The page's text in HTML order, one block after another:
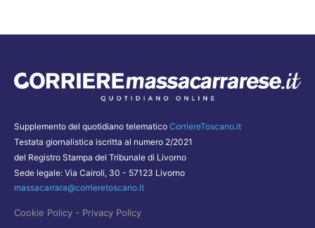
Supplemento del quotidiano telematico CorriereToscano.it
Testata giornalistica iscritta al numero 2/2021
del Registro Stampa del Tribunale di Livorno
Sede legale: Via Cairoli, 30 - 57123 Livorno
massacarrara@corrieretoscano.it
Cookie Policy - Privacy Policy